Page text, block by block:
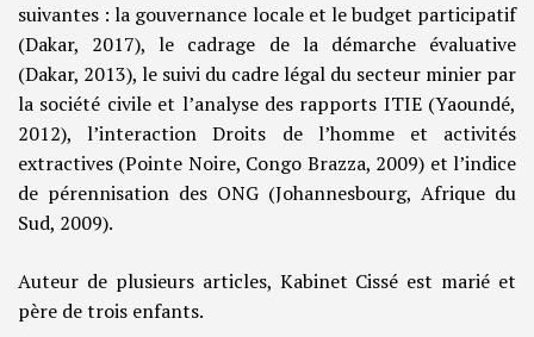
suivantes : la gouvernance locale et le budget participatif
(Dakar, 2017), le cadrage de la démarche évaluative
(Dakar, 2013), le suivi du cadre légal du secteur minier par
la société civile et l’analyse des rapports ITIE (Yaoundé,
2012), l’interaction Droits de l’homme et activités
extractives (Pointe Noire, Congo Brazza, 2009) et l’indice
de pérennisation des ONG (Johannesbourg, Afrique du
Sud, 2009).
Auteur de plusieurs articles, Kabinet Cissé est marié et
père de trois enfants.